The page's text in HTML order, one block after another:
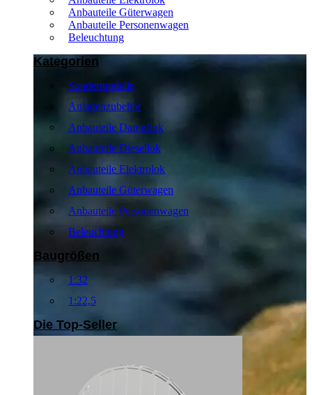
Anbauteile Güterwagen
Anbauteile Personenwagen
Beleuchtung
Kategorien
Sondermodelle
Anlagenzubehör
Anbauteile Dampflok
Anbauteile Diesellok
Anbauteile Elektrolok
Anbauteile Güterwagen
Anbauteile Personenwagen
Beleuchtung
Baugrößen
1:32
1:22,5
Die Top-Seller